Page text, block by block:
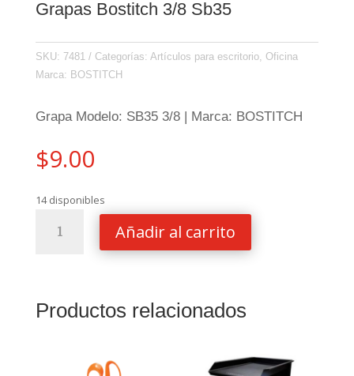
Grapas Bostitch 3/8 Sb35
SKU: 7481 Categorías: Artículos para escritorio, Oficina
Marca: BOSTITCH
Grapa Modelo: SB35 3/8 | Marca: BOSTITCH
$9.00
14 disponibles
Bostitch
Añadir al carrito
Productos relacionados